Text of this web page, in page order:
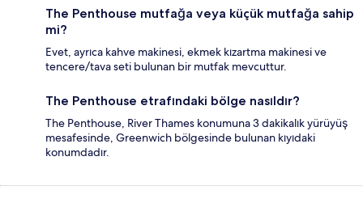
The Penthouse mutfağa veya küçük mutfağa sahip
mi?
Evet, ayrıca kahve makinesi, ekmek kızartma makinesi ve
tencere/tava seti bulunan bir mutfak mevcuttur.
The Penthouse etrafındaki bölge nasıldır?
The Penthouse, River Thames konumuna 3 dakikalık yürüyüş
mesafesinde, Greenwich bölgesinde bulunan kıyıdaki
konumdadır.